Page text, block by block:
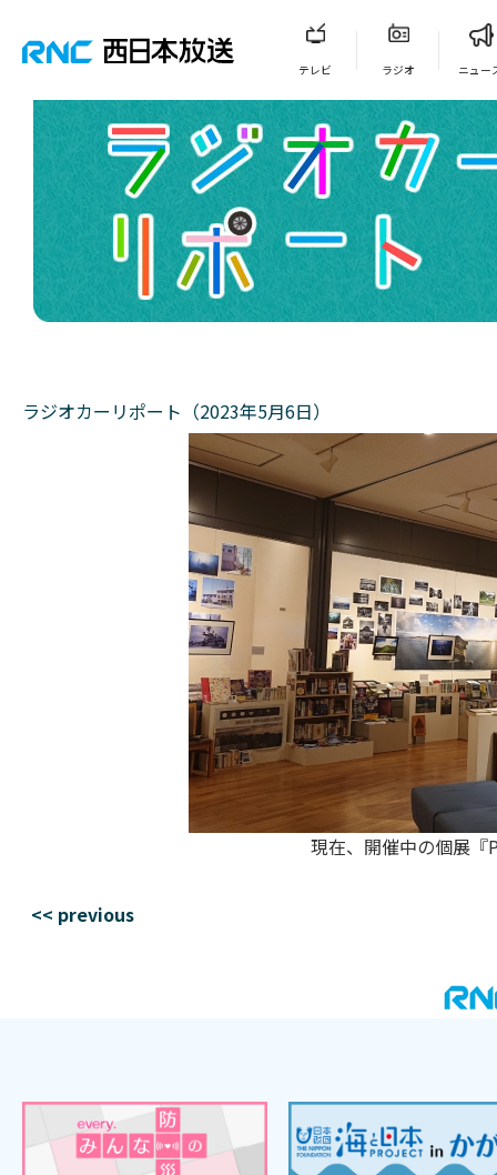
テレビ ラジオ ニュー
ラジオカーリポート（2023年5月6日）
現在、開催中の個展
<< previous